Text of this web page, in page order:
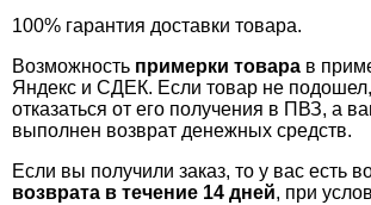
100% гарантия доставки товара.
Возможность примерки товара в
Яндекс и СДЕК. Если товар не
отказаться от его получения в ПВЗ, а
выполнен возврат денежных средств.
Если вы получили заказ, то у вас есть
возврата в течение 14 дней, при